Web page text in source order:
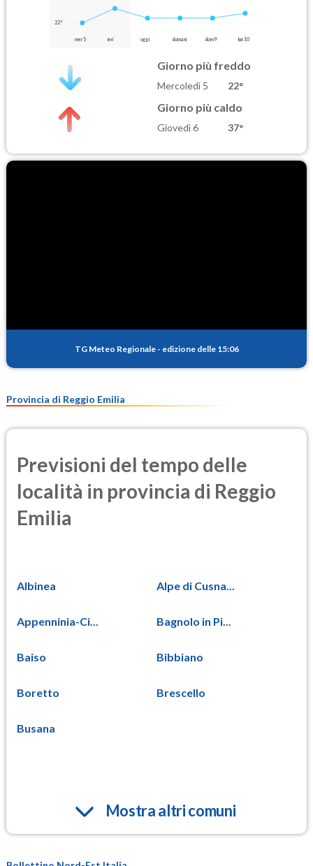
22°
mer 5 ieri oggi domani dom 9 lun 10
Giorno più freddo
Mercoledì 5 22°
Giorno più caldo
Giovedì 6 37°
TG Meteo Regionale - edizione delle 15:06
Provincia di Reggio Emilia
Previsioni del tempo delle
località in provincia di Reggio
Emilia
Albinea Alpe di Cusna...
Appenninia-Ci... Bagnolo in Pi...
Baiso Bibbiano
Boretto Brescello
Busana
Mostra altri comuni